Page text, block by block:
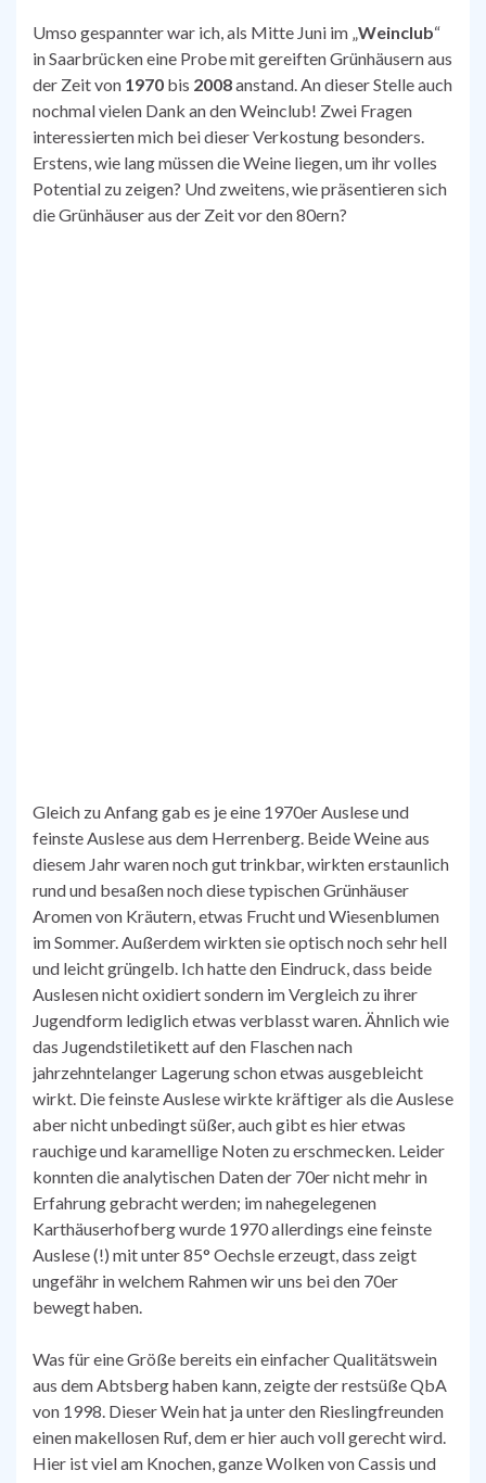
Umso gespannter war ich, als Mitte Juni im „Weinclub“
in Saarbrücken eine Probe mit gereiften Grünhäusern aus
der Zeit von 1970 bis 2008anstand. An dieser Stelle auch
nochmal vielen Dank an den Weinclub! Zwei Fragen
interessierten mich bei dieser Verkostung besonders.
Erstens, wie lang müssen die Weine liegen, um ihr volles
Potential zu zeigen? Und zweitens, wie präsentieren sich
die Grünhäuser aus der Zeit vor den 80ern?
Gleich zu Anfang gab es je eine 1970er Auslese und
feinste Auslese aus dem Herrenberg. Beide Weine aus
diesem Jahr waren noch gut trinkbar, wirkten erstaunlich
rund und besaßen noch diese typischen Grünhäuser
Aromen von Kräutern, etwas Frucht und Wiesenblumen
im Sommer. Außerdem wirkten sie optisch noch sehr hell
und leicht grüngelb. Ich hatte den Eindruck, dass beide
Auslesen nicht oxidiert sondern im Vergleich zu ihrer
Jugendform lediglich etwas verblasst waren. Ähnlich wie
das Jugendstiletikett auf den Flaschen nach
jahrzehntelanger Lagerung schon etwas ausgebleicht
wirkt. Die feinste Auslese wirkte kräftiger als die Auslese
aber nicht unbedingt süßer, auch gibt es hier etwas
rauchige und karamellige Noten zu erschmecken. Leider
konnten die analytischen Daten der 70er nicht mehr in
Erfahrung gebracht werden; im nahegelegenen
Karthäuserhofberg wurde 1970 allerdings eine feinste
Auslese (!) mit unter 85° Oechsle erzeugt, dass zeigt
ungefähr in welchem Rahmen wir uns bei den 70er
bewegt haben.
Was für eine Größe bereits ein einfacher Qualitätswein
aus dem Abtsberg haben kann, zeigte der restsüße QbA
von 1998. Dieser Wein hat ja unter den Rieslingfreunden
einen makellosen Ruf, dem er hier auch voll gerecht wird.
Hier ist viel am Knochen, ganze Wolken von Cassis und